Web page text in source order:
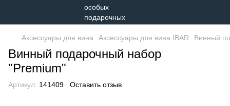
Аксессуары для вина Аксессуары для вина IBAR Винный
Винный подарочный набор
"Premium"
Артикул: 141409 Оставить отзыв